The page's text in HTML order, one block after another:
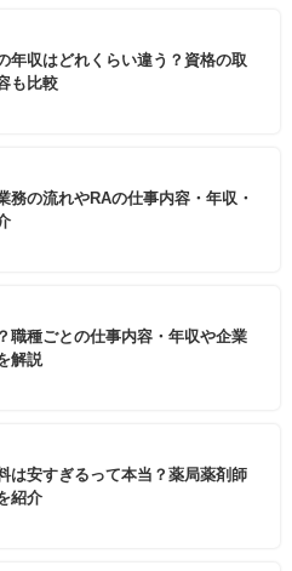
年収はどれくらい違う？資格の取
も比較
務の流れやRAの仕事内容・年収・
職種ごとの仕事内容・年収や企業
解説
は安すぎるって本当？薬局薬剤師
紹介